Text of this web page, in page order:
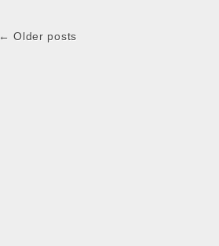
← Older posts